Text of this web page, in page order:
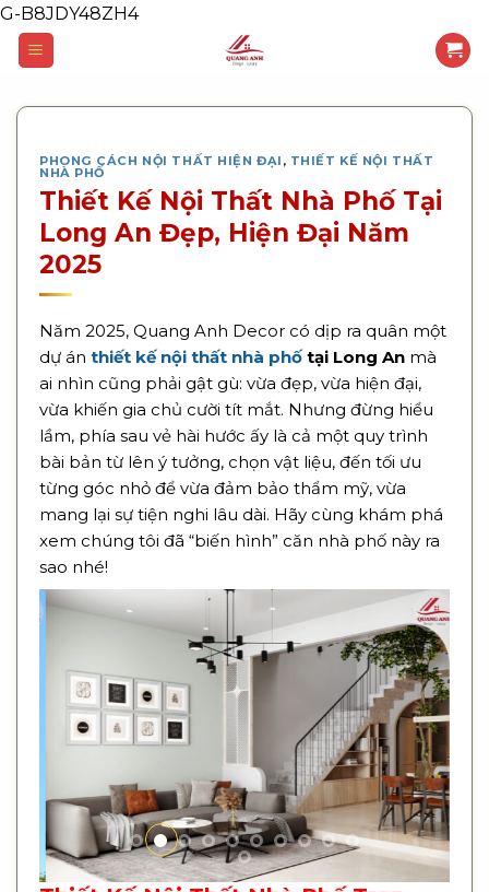
G-B8JDY48ZH4Skip
PHONG CÁCH NỘI THẤT HIỆN ĐẠI , THIẾT KẾ NỘI THẤT
NHÀ PHỐ
Thiết Kế Nội Thất Nhà Phố Tại
Long An Đẹp, Hiện Đại Năm
2025
Năm 2025, Quang Anh Decor có dịp ra quân một
dự án thiết kế nội thất nhà phốtại Long An mà
ai nhìn cũng phải gật gù: vừa đẹp, vừa hiện đại,
vừa khiến gia chủ cười tít mắt. Nhưng đừng hiểu
lầm, phía sau vẻ hài hước ấy là cả một quy trình
bài bản từ lên ý tưởng, chọn vật liệu, đến tối ưu
từng góc nhỏ để vừa đảm bảo thẩm mỹ, vừa
mang lại sự tiện nghi lâu dài. Hãy cùng khám phá
xem chúng tôi đã “biến hình” căn nhà phố này ra
sao nhé!